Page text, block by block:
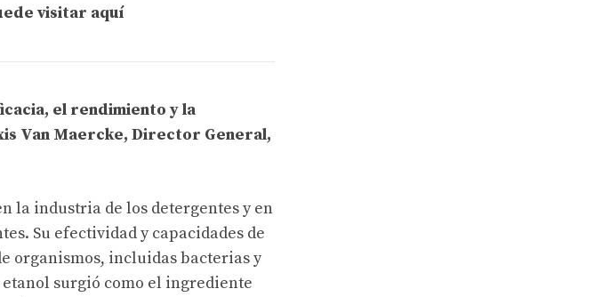
visitar aquí
el rendimiento y la
Van Maercke, Director General,
la industria de los detergentes y en
Su efectividad y capacidades de
organismos, incluidas bacterias y
surgió como el ingrediente